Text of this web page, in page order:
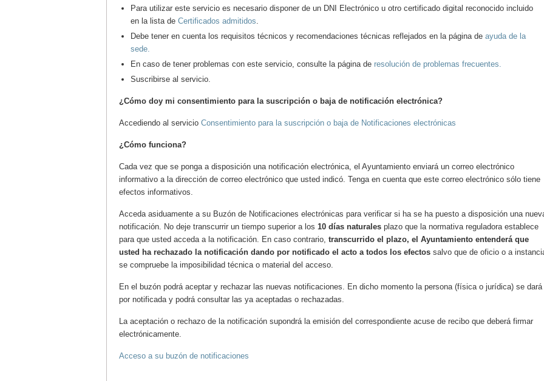
Para utilizar este servicio es necesario disponer de un DNI Electrónico u otro certificado digital reconocido incluido
en la lista deCertificados admitidos.
Debe tener en cuenta los requisitos técnicos y recomendaciones técnicas reflejados en la página deayuda de la
sede.
En caso de tener problemas con este servicio, consulte la página de resolución de problemas frecuentes.
Suscribirse al servicio.
¿Cómo doy mi consentimiento para la suscripción o baja de notificación electrónica?
Accediendo al servicio Consentimiento para la suscripción o baja de Notificaciones electrónicas
¿Cómo funciona?
Cada vez que se ponga a disposición una notificación electrónica, el Ayuntamiento enviará un correo electrónico
informativo a la dirección de correo electrónico que usted indicó. Tenga en cuenta que este correo electrónico sólo tiene
efectos informativos.
Acceda asiduamente a su Buzón de Notificaciones electrónicas para verificar si ha se ha puesto a disposición una
notificación. No deje transcurrir un tiempo superior a los 10 días naturalesplazo que la normativa reguladora establece
para que usted acceda a la notificación. En caso contrario, transcurrido el plazo, el Ayuntamiento entenderá que
usted ha rechazado la notificación dando por notificado el acto a todos los efectossalvo que de oficio o a
se compruebe la imposibilidad técnica o material del acceso.
En el buzón podrá aceptar y rechazar las nuevas notificaciones. En dicho momento la persona (física o jurídica) se dará
por notificada y podrá consultar las ya aceptadas o rechazadas.
La aceptación o rechazo de la notificación supondrá la emisión del correspondiente acuse de recibo que deberá firmar
electrónicamente.
Acceso a su buzón de notificaciones